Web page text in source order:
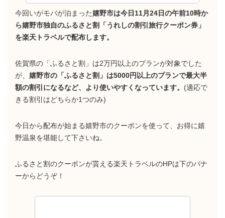
今回いがモバが泊まった嬉野市は今日11月24日の午前10時か
ら嬉野市独自のふるさと割「うれしの割引旅行クーポン券」
を楽天トラベルで配布します。
佐賀県の「ふるさと割」は2万円以上のプランが対象でした
が、 嬉野市の「ふるさと割」は5000円以上のプランで最大半
額の割引になるなど、より使いやすくなっています。 (適応で
きる割引はどちらか1つのみ)
今日から配布が始まる嬉野市のクーポンを使って、お得に嬉
野温泉を堪能して下さいね。
ふるさと割のクーポンが貰える楽天トラベルのHPは下のバナ
ーからどうぞ！